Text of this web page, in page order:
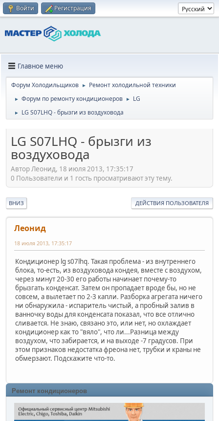
Войти Регистрация
Главное меню
Форум Холодильщиков ► Ремонт холодильной техники
► Форум по ремонту кондиционеров ► LG
► LG S07LHQ - брызги из воздуховода
LG S07LHQ - брызги из
воздуховода
Автор Леонид, 18 июля 2013, 17:35:17
0 Пользователи и 1 гость просматривают эту тему.
ВНИЗ ДЕЙСТВИЯ ПОЛЬЗОВАТЕЛЯ
Леонид
18 июля 2013, 17:35:17
Кондиционер lg s07lhq. Такая проблема - из внутреннего
блока, то-есть, из воздуховода кондея, вместе с воздухом,
через минут 20-30 его работы начинает почему-то
брызгать конденсат. Затем он пропадает вроде бы, но не
совсем, а вылетает по 2-3 капли. Разборка агрегата ничего
ни обнаружила - испаритель чистый, а пробный залив в
ванночку воды для конденсата показал, что все отлично
сливается. Не знаю, связано это, или нет, но охлаждает
кондиционер как то "вяло", что ли...Разница между
воздухом, что забирается, и на выходе -7 градусов. При
этом признаков недостатка фреона нет, трубки и краны не
обмерзают. Подскажите что-то.
Ремонт кондиционеров